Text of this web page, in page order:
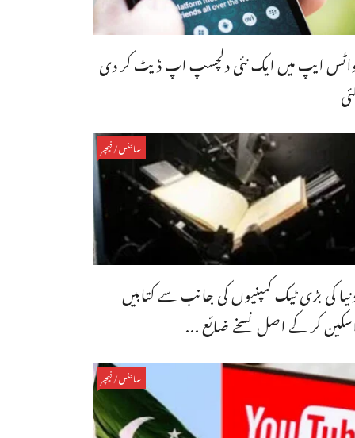
ایپ میں ایک نئی دلچسپ اپ ڈیٹ کر دی
سائنس/فیچر
کی بڑی ٹیک کمپنیوں کی جانب سے کتابیں
کر کے اصل نسخے ضائع ...
سائنس/فیچر